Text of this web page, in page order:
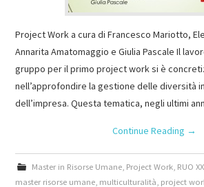
Project Work a cura di Francesco Mariotto,
Annarita Amatomaggio e Giulia Pascale Il
gruppo per il primo project work si è
nell’approfondire la gestione delle diversità
dell’impresa. Questa tematica, negli ultimi
Continue Reading →
Master in Risorse Umane, Project Work, RUO XX
master risorse umane multiculturalità project